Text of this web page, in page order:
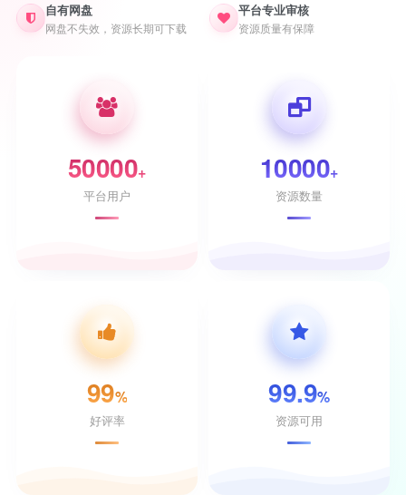
自有网盘
网盘不失效，资源长期可下载
平台专业审核
资源质量有保障
50000+
平台用户
10000+
资源数量
99%
好评率
99.9%
资源可用